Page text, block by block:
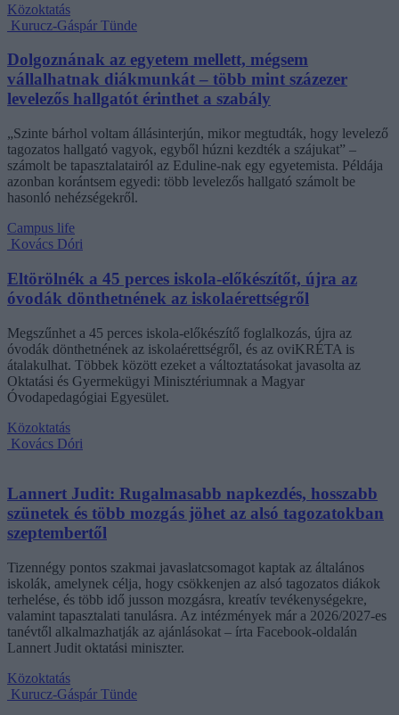
Közoktatás
Kurucz-Gáspár Tünde
Dolgoznának az egyetem mellett, mégsem
vállalhatnak diákmunkát – több mint százezer
levelezős hallgatót érinthet a szabály
„Szinte bárhol voltam állásinterjún, mikor megtudták, hogy levelező
tagozatos hallgató vagyok, egyből húzni kezdték a szájukat” –
számolt be tapasztalatairól az Eduline-nak egy egyetemista. Példája
azonban korántsem egyedi: több levelezős hallgató számolt be
hasonló nehézségekről.
Campus life
Kovács Dóri
Eltörölnék a 45 perces iskola-előkészítőt, újra az
óvodák dönthetnének az iskolaérettségről
Megszűnhet a 45 perces iskola-előkészítő foglalkozás, újra az
óvodák dönthetnének az iskolaérettségről, és az oviKRÉTA is
átalakulhat. Többek között ezeket a változtatásokat javasolta az
Oktatási és Gyermekügyi Minisztériumnak a Magyar
Óvodapedagógiai Egyesület.
Közoktatás
Kovács Dóri
Lannert Judit: Rugalmasabb napkezdés, hosszabb
szünetek és több mozgás jöhet az alsó tagozatokban
szeptembertől
Tizennégy pontos szakmai javaslatcsomagot kaptak az általános
iskolák, amelynek célja, hogy csökkenjen az alsó tagozatos diákok
terhelése, és több idő jusson mozgásra, kreatív tevékenységekre,
valamint tapasztalati tanulásra. Az intézmények már a 2026/2027-es
tanévtől alkalmazhatják az ajánlásokat – írta Facebook-oldalán
Lannert Judit oktatási miniszter.
Közoktatás
Kurucz-Gáspár Tünde